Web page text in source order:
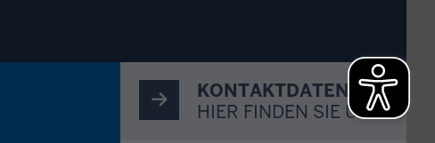
KONTAKTDATEN
HIER FINDEN SIE UNS